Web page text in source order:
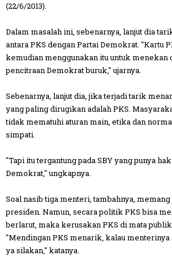
(22/6/2013).
Dalam masalah ini, sebenarnya, lanjut dia
antara PKS dengan Partai Demokrat. "Kartu
kemudian menggunakan itu untuk menekan
pencitraan Demokrat buruk," ujarnya.
Sebenarnya, lanjut dia, jika terjadi tarik
yang paling dirugikan adalah PKS.
tidak mematuhi aturan main, etika dan
simpati.
"Tapi itu tergantung pada SBY yang punya
Demokrat," ungkapnya.
Soal nasib tiga menteri, tambahnya,
presiden. Namun, secara politik PKS bisa
berlarut, maka kerusakan PKS di mata
"Mendingan PKS menarik, kalau menterinya
ya silakan," katanya.